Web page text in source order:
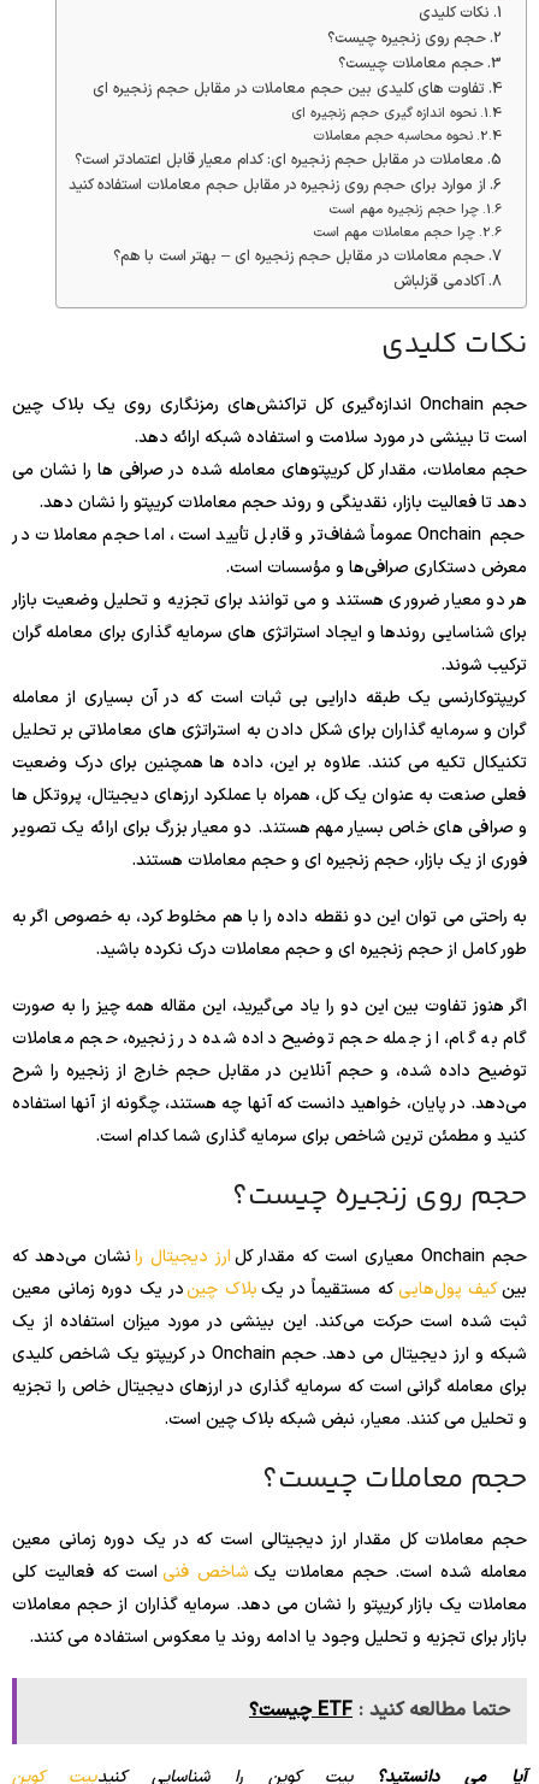
نکات کلیدی
حجم روی زنجیره چیست؟
حجم معاملات چیست؟
تفاوت های کلیدی بین حجم معاملات در مقابل حجم زنجیره ای
نحوه اندازه گیری حجم زنجیره ای
نحوه محاسبه حجم معاملات
معاملات در مقابل حجم زنجیره ای: کدام معیار قابل اعتمادتر است؟
از موارد برای حجم روی زنجیره در مقابل حجم معاملات استفاده کنید
چرا حجم زنجیره مهم است
چرا حجم معاملات مهم است
حجم معاملات در مقابل حجم زنجیره ای – بهتر است با هم؟
آکادمی قزلباش
نکات کلیدی
حجم Onchain اندازه‌گیری کل تراکنش‌های رمزنگاری روی یک بلاک چین
است تا بینشی در مورد سلامت و استفاده شبکه ارائه دهد.
حجم معاملات، مقدار کل کریپتوهای معامله شده در صرافی ها را نشان می
دهد تا فعالیت بازار، نقدینگی و روند حجم معاملات کریپتو را نشان دهد.
حجم Onchain عموماً شفاف‌تر و قابل تأیید است، اما حجم معاملات در
معرض دستکاری صرافی‌ها و مؤسسات است.
هر دو معیار ضروری هستند و می توانند برای تجزیه و تحلیل وضعیت بازار
برای شناسایی روندها و ایجاد استراتژی های سرمایه گذاری برای معامله گران
ترکیب شوند.
کریپتوکارنسی یک طبقه دارایی بی ثبات است که در آن بسیاری از معامله
گران و سرمایه گذاران برای شکل دادن به استراتژی های معاملاتی بر تحلیل
تکنیکال تکیه می کنند. علاوه بر این، داده ها همچنین برای درک وضعیت
فعلی صنعت به عنوان یک کل، همراه با عملکرد ارزهای دیجیتال، پروتکل ها
و صرافی های خاص بسیار مهم هستند. دو معیار بزرگ برای ارائه یک تصویر
فوری از یک بازار، حجم زنجیره ای و حجم معاملات هستند.
به راحتی می توان این دو نقطه داده را با هم مخلوط کرد، به خصوص اگر به
طور کامل از حجم زنجیره ای و حجم معاملات درک نکرده باشید.
اگر هنوز تفاوت بین این دو را یاد می‌گیرید، این مقاله همه چیز را به صورت
گام به گام، از جمله حجم توضیح داده شده در زنجیره، حجم معاملات
توضیح داده شده، و حجم آنلاین در مقابل حجم خارج از زنجیره را شرح
می‌دهد. در پایان، خواهید دانست که آنها چه هستند، چگونه از آنها استفاده
کنید و مطمئن ترین شاخص برای سرمایه گذاری شما کدام است.
حجم روی زنجیره چیست؟
حجم Onchain معیاری است که مقدار کل ارز دیجیتال رانشان می‌دهد که
بینکیف پول‌هاییکه مستقیماً در یکبلاک چیندر یک دوره زمانی معین
ثبت شده است حرکت می‌کند. این بینشی در مورد میزان استفاده از یک
شبکه و ارز دیجیتال می دهد. حجم Onchain در کریپتو یک شاخص کلیدی
برای معامله گرانی است که سرمایه گذاری در ارزهای دیجیتال خاص را تجزیه
و تحلیل می کنند. معیار، نبض شبکه بلاک چین است.
حجم معاملات چیست؟
حجم معاملات کل مقدار ارز دیجیتالی است که در یک دوره زمانی معین
معامله شده است. حجم معاملات یک شاخص فنیاست که فعالیت کلی
معاملات یک بازار کریپتو را نشان می دهد. سرمایه گذاران از حجم معاملات
بازار برای تجزیه و تحلیل وجود یا ادامه روند یا معکوس استفاده می کنند.
حتما مطالعه کنید : ETF چیست؟
آیا می دانستید؟ بیت کوین را شناسایی کنیدبیت کوین